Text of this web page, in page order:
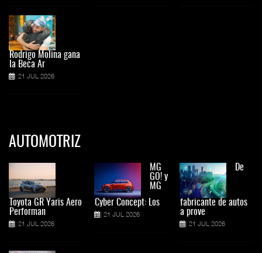
Rodrigo Molina gana
la Beca Ar
21 JUL 2026
AUTOMOTRIZ
Toyota GR Yaris Aero
Performan
21 JUL 2026
MG
GO! y
MG
Cyber Concept: Los
21 JUL 2026
De
fabricante de autos
a prove
21 JUL 2026